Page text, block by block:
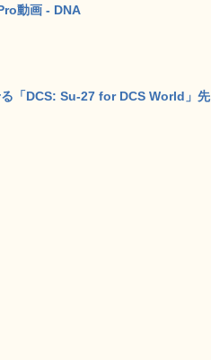
動画 - DNA
「DCS: Su-27 for DCS World」先